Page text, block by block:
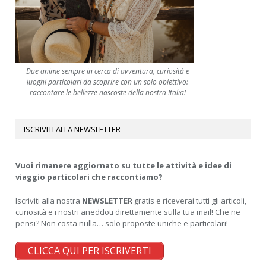
Due anime sempre in cerca di avventura, curiosità e
luoghi particolari da scoprire con un solo obiettivo:
raccontare le bellezze nascoste della nostra Italia!
ISCRIVITI ALLA NEWSLETTER
Vuoi rimanere aggiornato su tutte le attività e idee di
viaggio particolari che raccontiamo?
Iscriviti alla nostra NEWSLETTER gratis e riceverai tutti gli articoli,
curiosità e i nostri aneddoti direttamente sulla tua mail! Che ne
pensi? Non costa nulla… solo proposte uniche e particolari!
CLICCA QUI PER ISCRIVERTI